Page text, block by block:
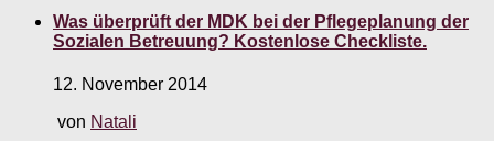
Was überprüft der MDK bei der Pflegeplanung der
Sozialen Betreuung? Kostenlose Checkliste.
12. November 2014
von Natali